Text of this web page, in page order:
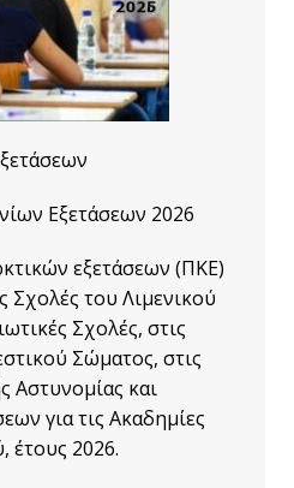
Εξετάσεων 2026
εξετάσεων (ΠΚΕ)
Σχολές του Λιμενικού
Σχολές, στις
Σώματος, στις
Αστυνομίας και
για τις Ακαδημίες
έτους 2026.